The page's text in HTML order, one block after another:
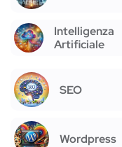
Intelligenza
Artificiale
SEO
Wordpress